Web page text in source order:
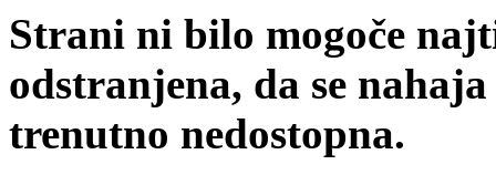
Strani ni bilo mogoče
odstranjena, da se
trenutno nedostopna.